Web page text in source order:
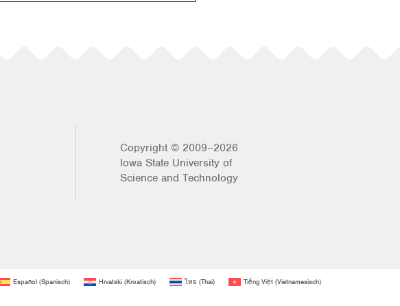
Copyright © 2009–2026
Iowa State University of
Science and Technology
Español (Spanisch) Hrvatski (Kroatisch) ไทย (Thai) Tiếng Việt (Vietnamesisch)